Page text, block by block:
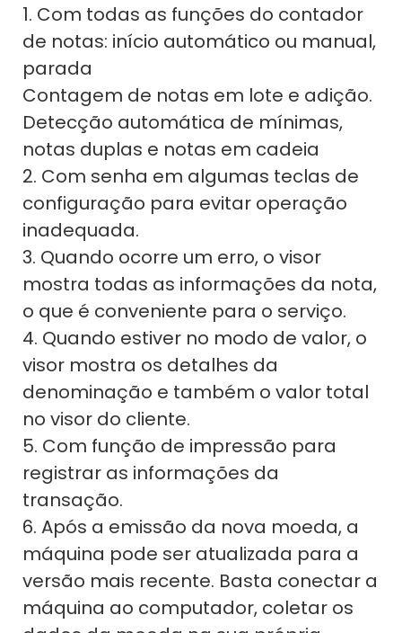
1. Com todas as funções do contador
de notas: início automático ou manual,
parada
Contagem de notas em lote e adição.
Detecção automática de mínimas,
notas duplas e notas em cadeia
2. Com senha em algumas teclas de
configuração para evitar operação
inadequada.
3. Quando ocorre um erro, o visor
mostra todas as informações da nota,
o que é conveniente para o serviço.
4. Quando estiver no modo de valor, o
visor mostra os detalhes da
denominação e também o valor total
no visor do cliente.
5. Com função de impressão para
registrar as informações da
transação.
6. Após a emissão da nova moeda, a
máquina pode ser atualizada para a
versão mais recente. Basta conectar a
máquina ao computador, coletar os